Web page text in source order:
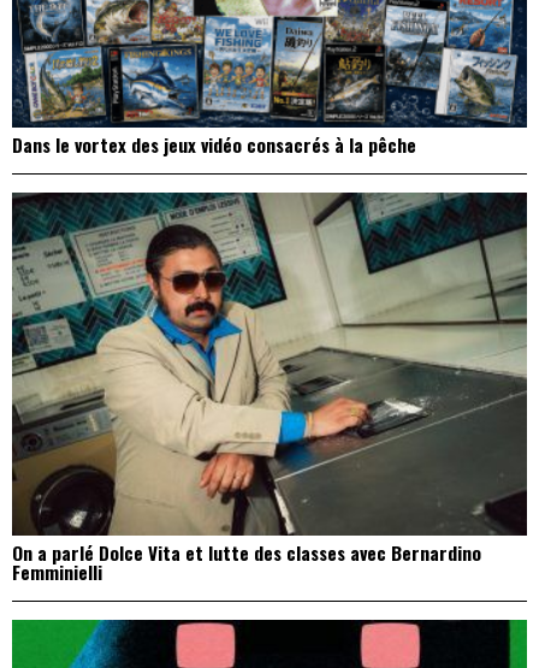
Dans le vortex des jeux vidéo consacrés à la pêche
On a parlé Dolce Vita et lutte des classes avec Bernardino
Femminielli